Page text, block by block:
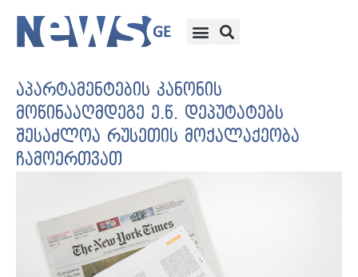
აპარტამენტების კანონის
მოწინააღმდეგე ე.წ. დეპუტატებს
შესაძლოა რუსეთის მოქალაქეობა
ჩამოერთვათ